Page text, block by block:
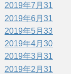
2019年7月 31
2019年6月 31
2019年5月 33
2019年4月 30
2019年3月 31
2019年2月 31